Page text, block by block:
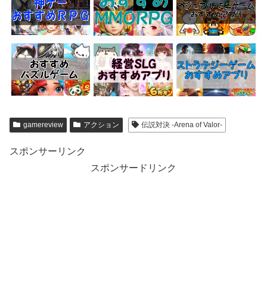
gamereview アクション 伝説対決 -Arena of Valor-
スポンサーリンク
スポンサードリンク